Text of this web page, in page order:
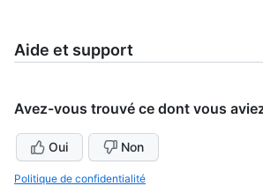
Aide et support
Avez-vous trouvé ce dont vous
Oui Non
Politique de confidentialité